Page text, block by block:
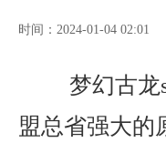
时间：2024-01-04 02:01
梦幻古龙
盟总省强大的